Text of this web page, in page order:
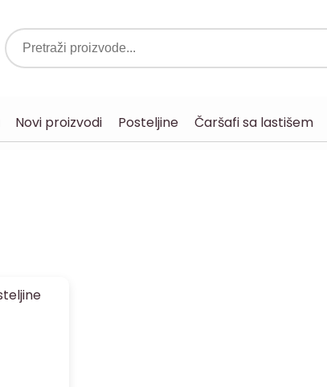
Novi proizvodi Posteljine Čaršafi sa lastišem